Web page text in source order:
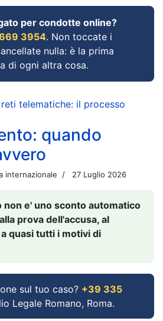
per condotte online?
3954. Non toccate i
nulla: è la prima
di ogni altra cosa.
telematiche: il processo
quando
internazionale 27 Luglio 2026
non e' uno sconto automatico
prova dell'accusa, al
quasi tutti i motivi di
sul tuo caso? +39 335
Legale Romano, Roma.